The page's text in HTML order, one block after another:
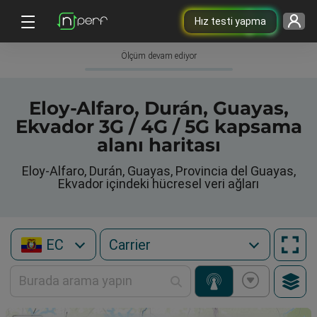
Hız testi yapma
Ölçüm devam ediyor
Eloy-Alfaro, Durán, Guayas,
Ekvador 3G / 4G / 5G kapsama
alanı haritası
Eloy-Alfaro, Durán, Guayas, Provincia del Guayas,
Ekvador içindeki hücresel veri ağları
EC